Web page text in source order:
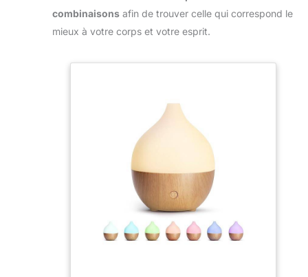
combinaisons afin de trouver celle qui correspond le
mieux à votre corps et votre esprit.